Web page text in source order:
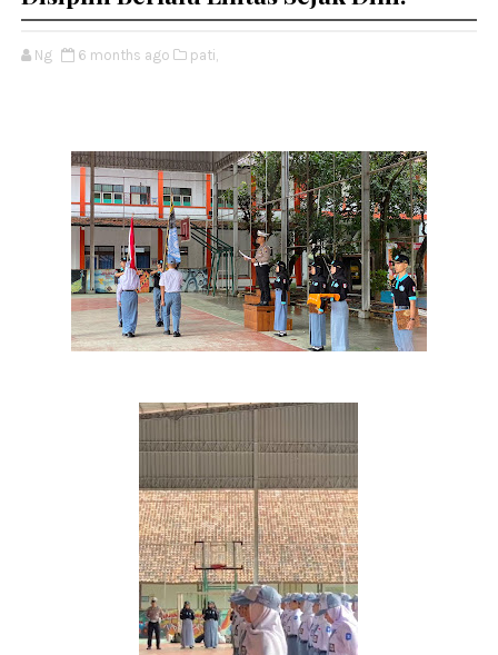
Ng 6 months ago pati,